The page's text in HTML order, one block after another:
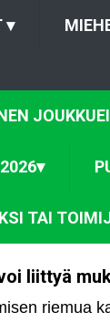
▾
▾
TAI
liittyä
riemua